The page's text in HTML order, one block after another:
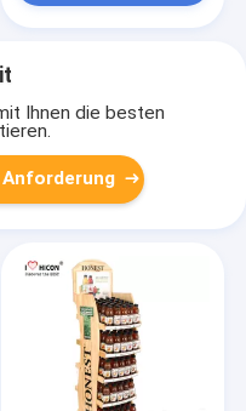
Ihnen die besten
Anforderung